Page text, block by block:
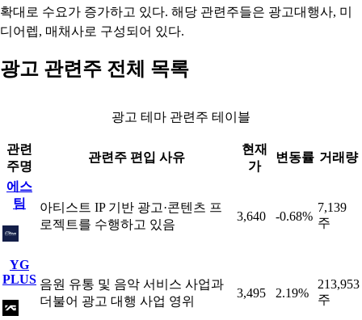
확대로 수요가 증가하고 있다. 해당 관련주들은 광고대행사, 미
디어렙, 매채사로 구성되어 있다.
광고 관련주 전체 목록
광고 테마 관련주 테이블
관련
주명
관련주 편입 사유
현재
가
변동률 거래량
에스
팀
아티스트 IP 기반 광고·콘텐츠 프
로젝트를 수행하고 있음
3,640 -0.68%
7,139
주
YG
PLUS 음원 유통 및 음악 서비스 사업과
더불어 광고 대행 사업 영위
3,495 2.19%
213,953
주